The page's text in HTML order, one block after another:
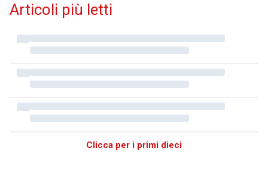
Articoli più letti
Clicca per i primi dieci